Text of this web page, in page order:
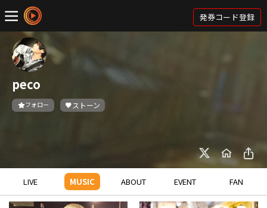
発券コード登録
peco
フォロー ストーン
LIVE MUSIC ABOUT EVENT FAN